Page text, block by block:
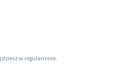
w regulaminie.